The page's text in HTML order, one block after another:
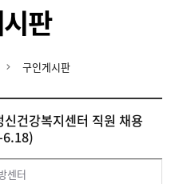
판
구인게시판
건강복지센터 직원 채용
센터